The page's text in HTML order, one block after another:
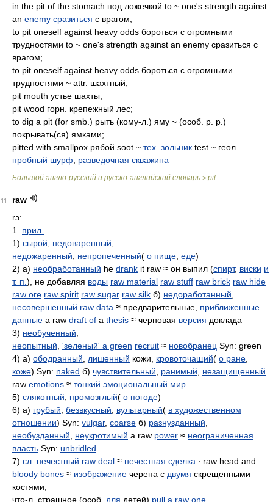
in the pit of the stomach под ложечкой to ~ one's strength against
an enemy сразиться с врагом;
to pit oneself against heavy odds бороться с огромными
трудностями to ~ one's strength against an enemy сразиться с
врагом;
to pit oneself against heavy odds бороться с огромными
трудностями ~ attr. шахтный;
pit mouth устье шахты;
pit wood горн. крепежный лес;
to dig a pit (for smb.) рыть (кому-л.) яму ~ (особ. p. p.)
покрывать(ся) ямками;
pitted with smallpox рябой soot ~ тех. зольник test ~ геол.
пробный шурф
разведочная скважина
Большой англо-русский и русско-английский словарь > pit
11
raw
rɔ:
1. прил.
1) сырой недоваренный;
недожаренный
непропеченный( о пище еде)
2) а) необработанный he drank it raw ≈ он выпил (спирт, виски и
т. п. ), не добавляя воды raw material raw stuff raw brick raw hide
raw ore raw spirit raw sugar raw silk б) недоработанный
несовершенный raw data ≈ предварительные, приближенные
данные a raw draft of a thesis ≈ черновая версия доклада
3) необученный;
неопытный 'зеленый' a green recruit ≈ новобранец Syn: green
4) а) ободранный лишенный кожи, кровоточащий( о ране
коже) Syn: naked б) чувствительный ранимый
незащищенный
raw emotions ≈ тонкий эмоциональный мир
5) слякотный промозглый( о погоде)
6) а) грубый безвкусный вульгарный( в художественном
отношении) Syn: vulgar, coarse б) разнузданный
необузданный
неукротимый a raw power ≈ неограниченная
власть Syn: unbridled
7) сл. нечестный raw deal ≈ нечестная сделка ∙ raw head and
bloody bones ≈ изображение черепа с двумя скрещенными
костями;
что-л. страшное (особ. для детей) pull a raw one